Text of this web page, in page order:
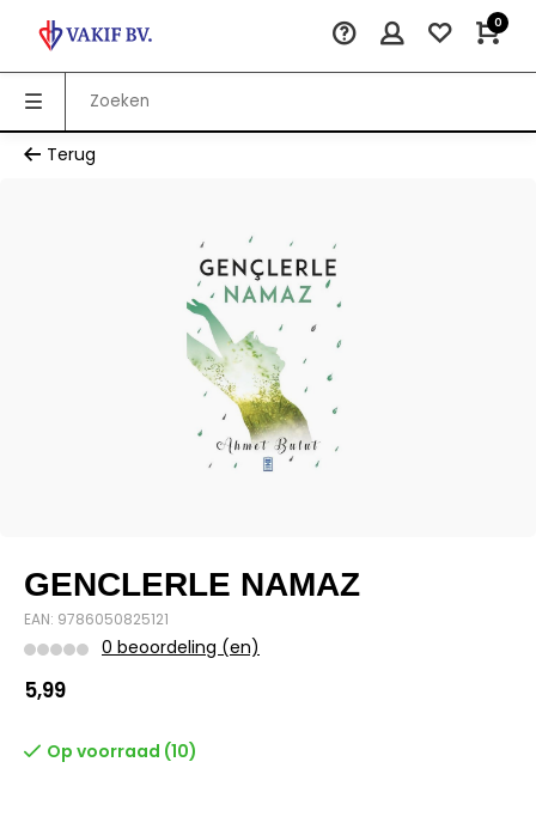
0
Terug
GENCLERLE NAMAZ
EAN: 9786050825121
0 beoordeling (en)
5,99
Op voorraad (10)